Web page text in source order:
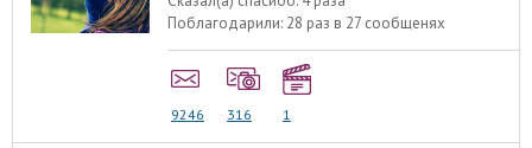
Поблагодарили: 28 раз в 27 сообщенях
9246 316 1